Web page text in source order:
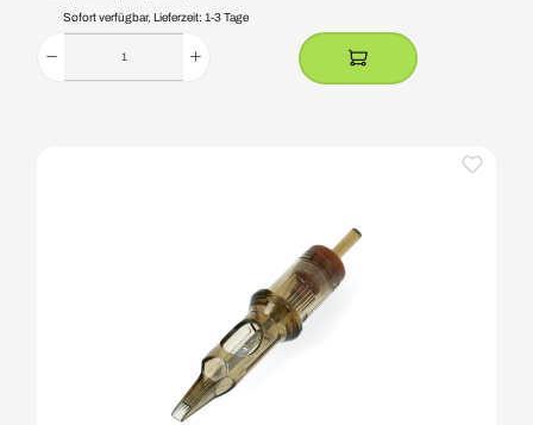
Sofort verfügbar, Lieferzeit: 1-3 Tage